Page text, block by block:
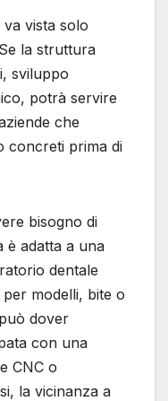
vista solo
la struttura
sviluppo
potrà servire
che
concreti prima di
bisogno di
è adatta a una
dentale
modelli, bite o
dover
con una
CNC o
la vicinanza a